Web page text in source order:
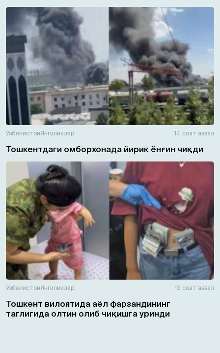
ЎзбекистонЯнгиликлар 14 соат аввал
Тошкентдаги омборхонада йирик ёнғин чиқди
ЎзбекистонЯнгиликлар 15 соат аввал
Тошкент вилоятида аёл фарзандининг
таглигида олтин олиб чиқишга уринди